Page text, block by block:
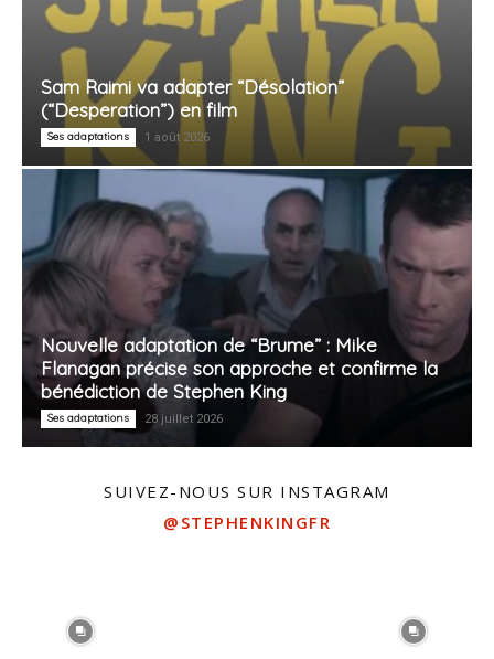
Sam Raimi va adapter “Désolation”
(“Desperation”) en film
Ses adaptations 1 août 2026
Nouvelle adaptation de “Brume” : Mike
Flanagan précise son approche et confirme la
bénédiction de Stephen King
Ses adaptations 28 juillet 2026
SUIVEZ-NOUS SUR INSTAGRAM
@STEPHENKINGFR